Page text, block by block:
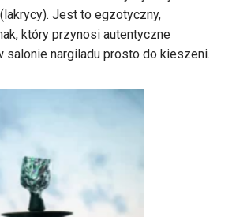
Jest to egzotyczny,
który przynosi autentyczne
salonie nargiladu prosto do kieszeni.